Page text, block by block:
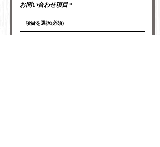
お問い合わせ項目